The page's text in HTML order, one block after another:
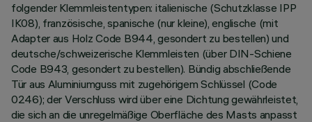
folgender Klemmleistentypen: italienische (Schutzklasse IPP
IK08), französische, spanische (nur kleine), englische (mit
Adapter aus Holz Code B944, gesondert zu bestellen) und
deutsche/schweizerische Klemmleisten (über DIN-Schiene
Code B943, gesondert zu bestellen). Bündig abschließende
Tür aus Aluminiumguss mit zugehörigem Schlüssel (Code
0246); der Verschluss wird über eine Dichtung gewährleistet,
die sich an die unregelmäßige Oberfläche des Masts anpasst